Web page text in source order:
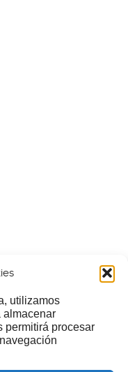
utilizamos
almacenar
permitirá procesar